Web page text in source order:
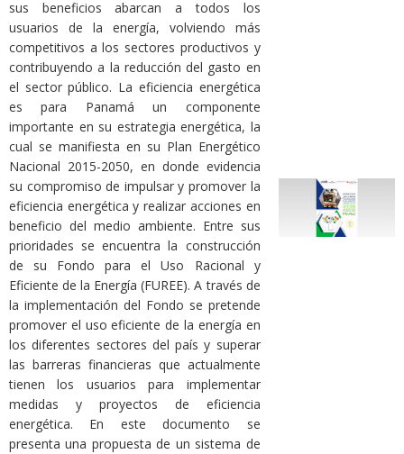
sus beneficios abarcan a todos los
usuarios de la energía, volviendo más
competitivos a los sectores productivos y
contribuyendo a la reducción del gasto en
el sector público. La eficiencia energética
es para Panamá un componente
importante en su estrategia energética, la
cual se manifiesta en su Plan Energético
Nacional 2015-2050, en donde evidencia
su compromiso de impulsar y promover la
eficiencia energética y realizar acciones en
beneficio del medio ambiente. Entre sus
prioridades se encuentra la construcción
de su Fondo para el Uso Racional y
Eficiente de la Energía (FUREE). A través de
la implementación del Fondo se pretende
promover el uso eficiente de la energía en
los diferentes sectores del país y superar
las barreras financieras que actualmente
tienen los usuarios para implementar
medidas y proyectos de eficiencia
energética. En este documento se
presenta una propuesta de un sistema de